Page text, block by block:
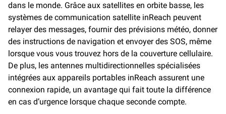
dans le monde. Grâce aux satellites en orbite basse, les
systèmes de communication satellite inReach peuvent
relayer des messages, fournir des prévisions météo, donner
des instructions de navigation et envoyer des SOS, même
lorsque vous vous trouvez hors de la couverture cellulaire.
De plus, les antennes multidirectionnelles spécialisées
intégrées aux appareils portables inReach assurent une
connexion rapide, un avantage qui fait toute la différence
en cas d’urgence lorsque chaque seconde compte.